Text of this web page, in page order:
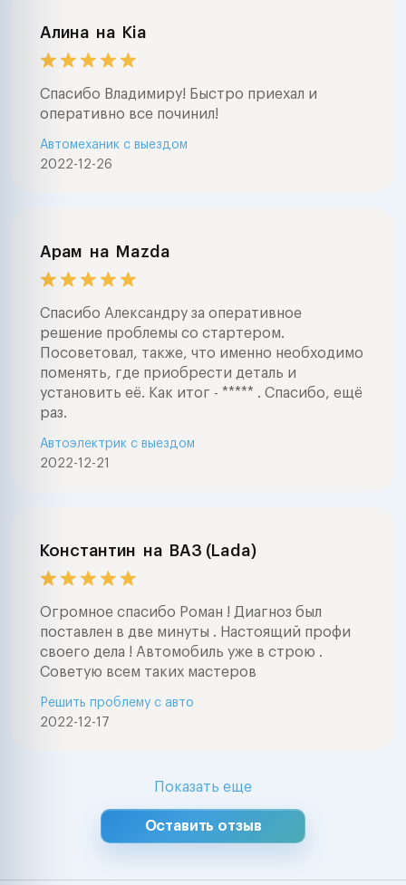
Алина на Kia
Спасибо Владимиру! Быстро приехал и
оперативно все починил!
2022-12-26
Автомеханик с выездом
Арам на Mazda
Спасибо Александру за оперативное
решение проблемы со стартером.
Посоветовал, также, что именно необходимо
поменять, где приобрести деталь и
установить её. Как итог - ***** . Спасибо, ещё
раз.
2022-12-21
Автоэлектрик с выездом
Константин на ВАЗ (Lada)
Огромное спасибо Роман ! Диагноз был
поставлен в две минуты . Настоящий профи
своего дела ! Автомобиль уже в строю .
Советую всем таких мастеров
2022-12-17
Решить проблему с авто
Показать еще
Оставить отзыв